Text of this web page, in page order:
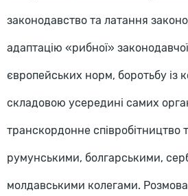
законодавство та латання
адаптацію «рибної»
європейських норм, боротьбу із
складовою усередині самих
транскордонне співробітництво
румунськими, болгарськими,
молдавськими колегами.